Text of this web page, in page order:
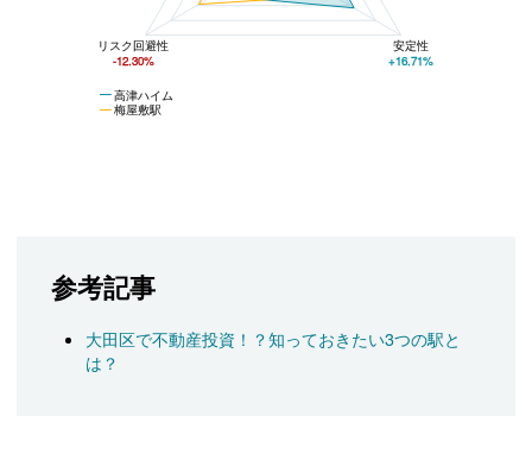
高津ハイム
梅屋敷駅
リスク回避性
-12.30%
安定性
+16.71%
参考記事
大田区で不動産投資！？知っておきたい3つの駅と
は？